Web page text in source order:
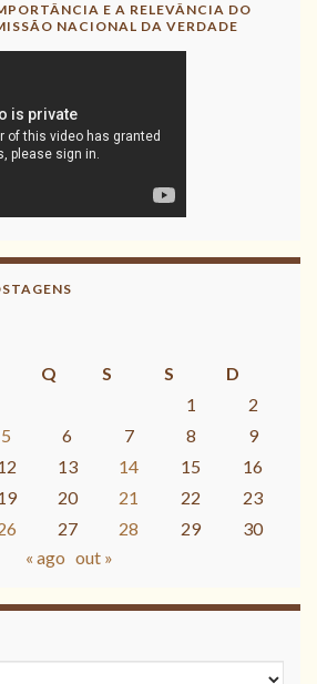
E A RELEVÂNCIA DO
NACIONAL DA VERDADE
Q S S
D
1
2
5 6 7 8
9
13 14 15
16
20 21 22
23
27 28 29
30
« ago out »